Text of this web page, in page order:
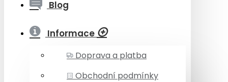
Blog
Informace
Doprava a platba
Obchodní podmínky